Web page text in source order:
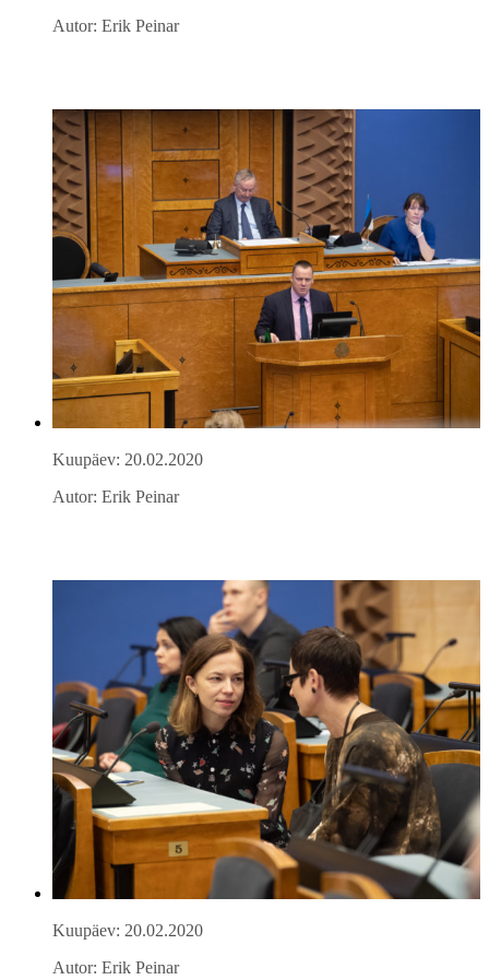
Autor: Erik Peinar
Kuupäev: 20.02.2020
Autor: Erik Peinar
Kuupäev: 20.02.2020
Autor: Erik Peinar